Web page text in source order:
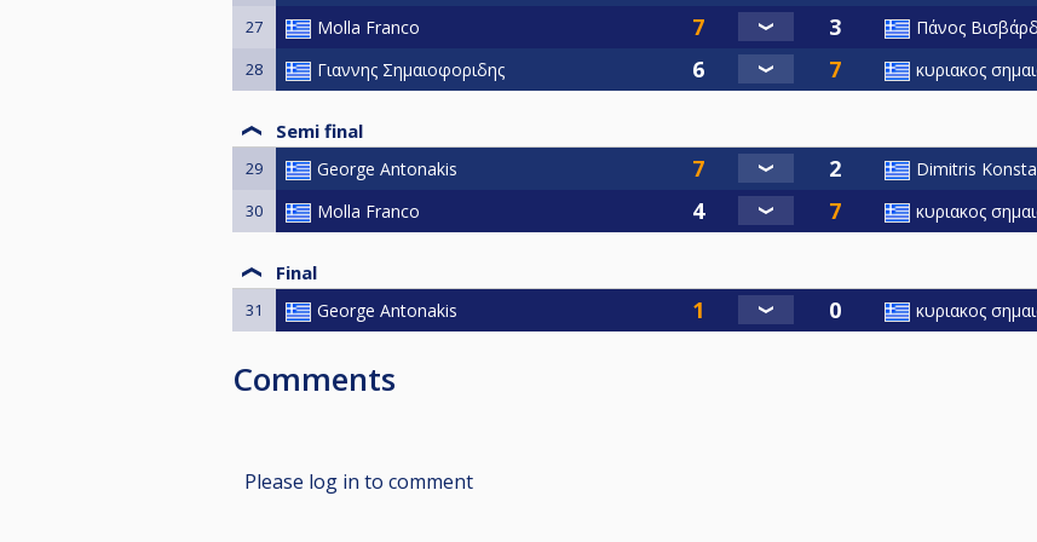
27 Molla Franco Πάνος
28 Γιαννης Σημαιοφοριδης κυριακος
Semi final
29 George Antonakis Dimitris
30 Molla Franco κυριακος
Final
31 George Antonakis κυριακος
Comments
Please log in to comment